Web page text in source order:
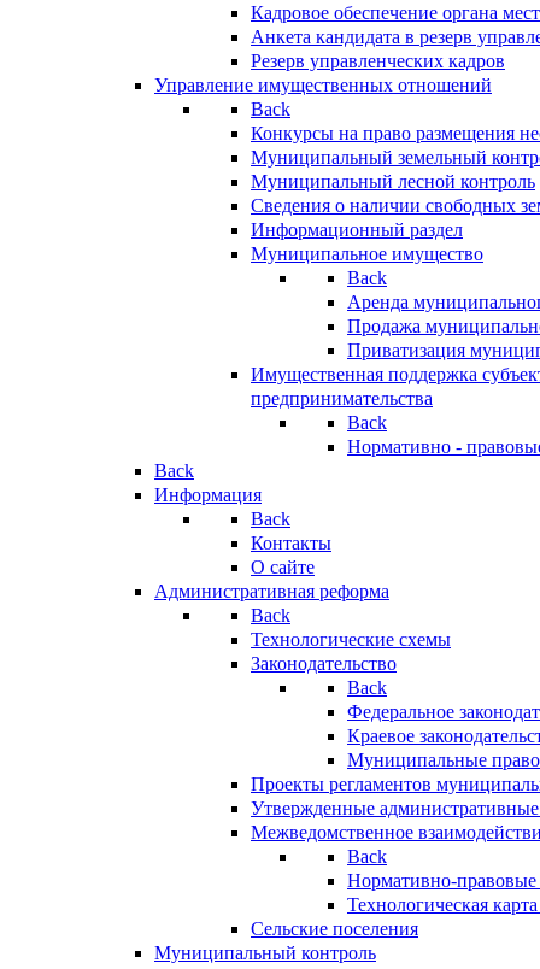
Кадровое обеспечение органа
Анкета кандидата в резерв
Резерв управленческих кадров
Управление имущественных отношений
Back
Конкурсы на право размещения
Муниципальный земельный
Муниципальный лесной контроль
Сведения о наличии свободных
Информационный раздел
Муниципальное имущество
Back
Аренда
Продажа
Приватизация
Имущественная поддержка
предпринимательства
Back
Нормативно -
Back
Информация
Back
Контакты
О сайте
Административная реформа
Back
Технологические схемы
Законодательство
Back
Федеральное
Краевое
Муниципальные
Проекты регламентов
Утвержденные
Межведомственное
Back
Нормативно-правовые
Технологическая
Сельские поселения
Муниципальный контроль